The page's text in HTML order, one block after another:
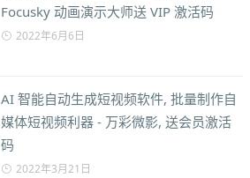
Focusky 动画演示大师送 VIP 激活码
2022年6月6日
AI 智能自动生成短视频软件, 批量制作自
媒体短视频利器 - 万彩微影, 送会员激活
码
2022年3月21日